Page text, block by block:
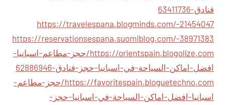
فنادق-63411736
https://travelespana.blogminds.com/-21454047
https://reservationsespana.suomiblog.com/-38971383
https://orientspain.blogolize.com/حجز-مطاعم-اسبانيا-
افضل-اماكن-السياحة-في-اسبانيا-حجز-فنادق-62886946
https://favoritespain.bloguetechno.com/حجز-مطاعم-
اسبانيا-افضل-اماكن-السياحة-في-اسبانيا-حجز-